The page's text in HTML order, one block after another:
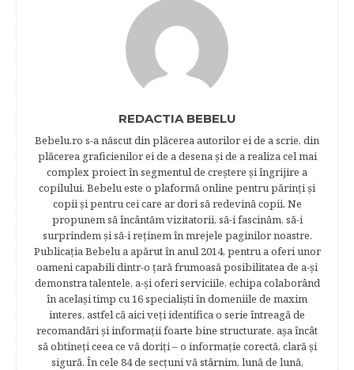
REDACTIA BEBELU
Bebelu.ro s-a născut din plăcerea autorilor ei de a scrie, din
plăcerea graficienilor ei de a desena şi de a realiza cel mai
complex proiect în segmentul de creştere şi îngrijire a
copilului. Bebelu este o plaformă online pentru părinţi şi
copii şi pentru cei care ar dori să redevină copii. Ne
propunem să încântăm vizitatorii, să-i fascinăm, să-i
surprindem şi să-i reţinem în mrejele paginilor noastre.​
Publicația Bebelu a apărut în anul 2014, pentru a oferi unor
oameni capabili dintr-o ţară frumoasă posibilitatea de a-şi
demonstra talentele, a-şi oferi serviciile, echipa colaborând
în acelaşi timp cu 16 specialişti în domeniile de maxim
interes, astfel că aici veţi identifica o serie întreagă de
recomandări şi informaţii foarte bine structurate, aşa încât
să obtineţi ceea ce vă doriţi – o informaţie corectă, clară şi
sigură. În cele 84 de secțuni vă stârnim, lună de lună,